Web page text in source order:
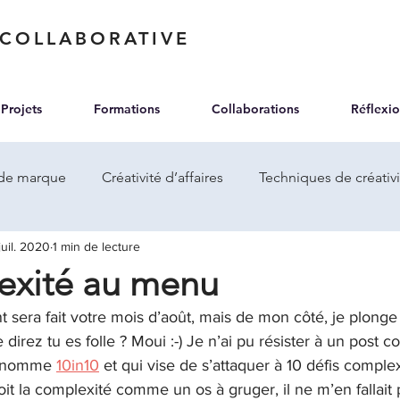
Projets Formations Collaborations
marque Créativité d’affaires Techniques de
et prospective
au menu
2020 1 min de lecture
sera fait votre mois d’août, mais de mon côté, je
tu es folle ? Moui :-) Je n’ai pu résister à un post
10in10 et qui vise de s’attaquer à 10 défis
la complexité comme un os à gruger, il ne m’en